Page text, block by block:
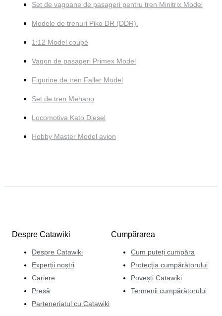
Set de vagoane de pasageri pentru tren Minitrix Model
Modele de trenuri Piko DR (DDR).
1:12 Model coupé
Vagon de pasageri Primex Model
Figurine de tren Faller Model
Set de tren Mehano
Locomotiva Kato Diesel
Hobby Master Model avion
Despre Catawiki
Despre Catawiki
Experții noștri
Cariere
Presă
Parteneriatul cu Catawiki
Cumpărarea
Cum puteți cumpăra
Protecția cumpărătorului
Povești Catawiki
Termenii cumpărătorului